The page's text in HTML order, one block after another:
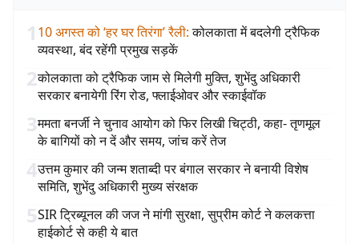
1 10 अगस्त को ‘हर घर तिरंगा’ रैली: कोलकाता में बदलेगी ट्रैफिक
व्यवस्था, बंद रहेंगी प्रमुख सड़कें
2कोलकाता को ट्रैफिक जाम से मिलेगी मुक्ति, शुभेंदु अधिकारी
सरकार बनायेगी रिंग रोड, फ्लाईओवर और स्काईवॉक
3ममता बनर्जी ने चुनाव आयोग को फिर लिखी चिट्ठी, कहा- तृणमूल
के बागियों को न दें और समय, जांच करें तेज
4उत्तम कुमार की जन्म शताब्दी पर बंगाल सरकार ने बनायी विशेष
समिति, शुभेंदु अधिकारी मुख्य संरक्षक
5SIR ट्रिब्यूनल की जज ने मांगी सुरक्षा, सुप्रीम कोर्ट ने कलकत्ता
हाईकोर्ट से कही ये बात